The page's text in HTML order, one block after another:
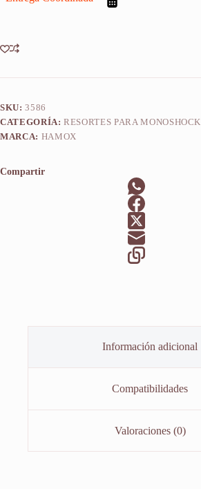
SKU:3586
CATEGORÍA:RESORTES PARA MONOSHOCK
MARCA: HAMOX
Compartir
Información adicional
Compatibilidades
Valoraciones (0)